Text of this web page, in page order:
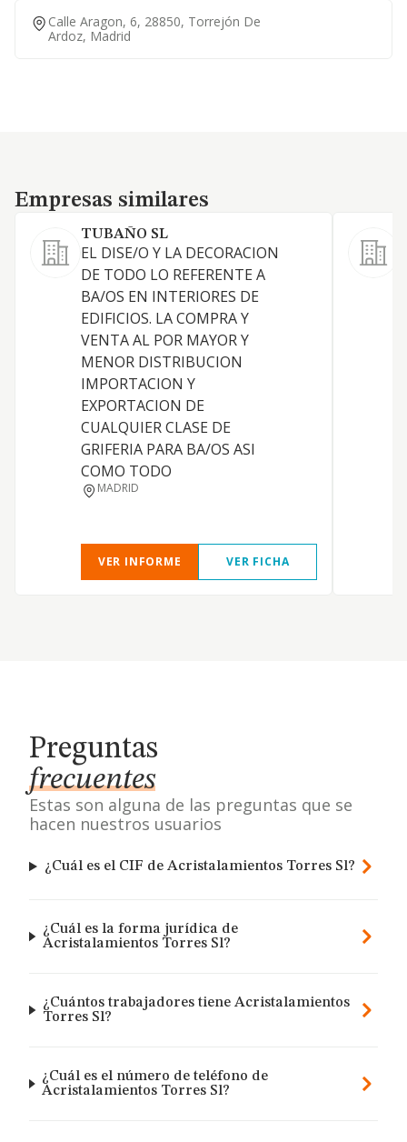
Calle Aragon, 6, 28850, Torrejón De
Ardoz, Madrid
Empresas similares
Empresas similares
TUBAÑO SL
EL DISE/O Y LA DECORACION
DE TODO LO REFERENTE A
BA/OS EN INTERIORES DE
EDIFICIOS. LA COMPRA Y
VENTA AL POR MAYOR Y
MENOR DISTRIBUCION
IMPORTACION Y
EXPORTACION DE
CUALQUIER CLASE DE
GRIFERIA PARA BA/OS ASI
COMO TODO
MADRID
VER INFORME VER FICHA
Preguntas
frecuentes
Estas son alguna de las preguntas que se
hacen nuestros usuarios
¿Cuál es el CIF de Acristalamientos Torres Sl?
¿Cuál es la forma jurídica de
Acristalamientos Torres Sl?
¿Cuántos trabajadores tiene Acristalamientos
Torres Sl?
¿Cuál es el número de teléfono de
Acristalamientos Torres Sl?